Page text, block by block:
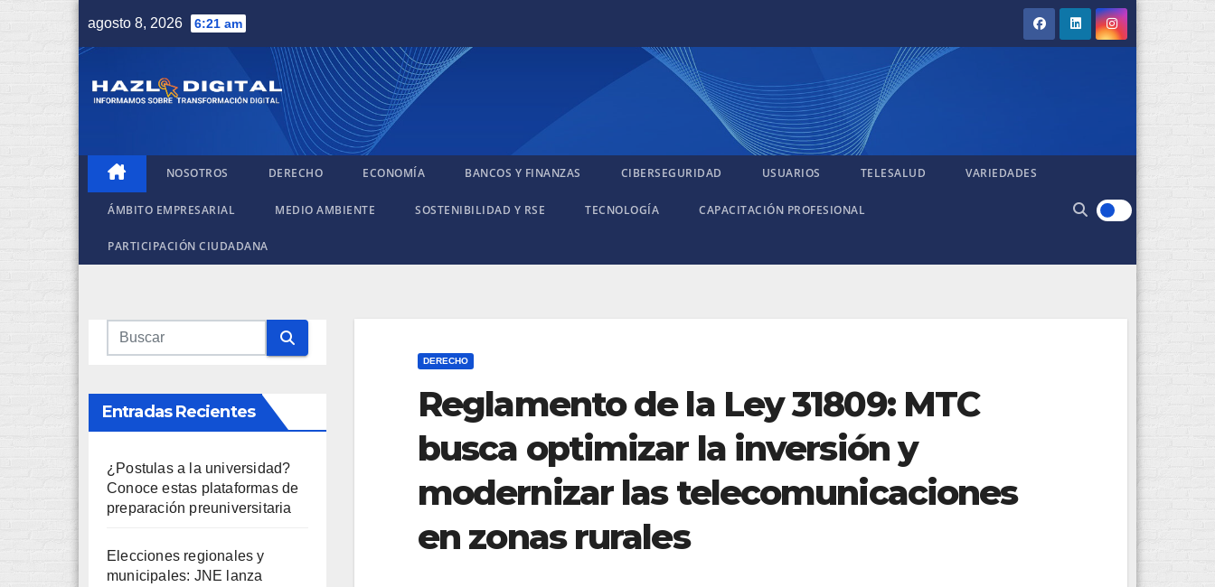
agosto 8, 2026 6:21 am
NOSOTROS DERECHO ECONOMÍA BANCOS Y FINANZAS CIBERSEGURIDAD USUARIOS TELESALUD VARIEDADES
ÁMBITO EMPRESARIAL MEDIO AMBIENTE SOSTENIBILIDAD Y RSE TECNOLOGÍA CAPACITACIÓN PROFESIONAL
PARTICIPACIÓN CIUDADANA
Entradas Recientes
¿Postulas a la universidad?
Conoce estas plataformas de
preparación preuniversitaria
Elecciones regionales y
municipales: JNE lanza
DERECHO
Reglamento de la Ley 31809: MTC
busca optimizar la inversión y
modernizar las telecomunicaciones
en zonas rurales